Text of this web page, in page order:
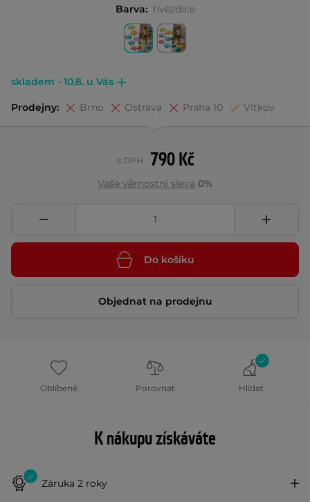
Barva: hvězdice
skladem - 10.8. u Vás
Prodejny: Brno Ostrava Praha 10 Vítkov
790 Kč
s DPH
Vaše věrnostní sleva 0%
Do košíku
Objednat na prodejnu
Oblíbené Porovnat Hlídat
K nákupu získáváte
Záruka 2 roky